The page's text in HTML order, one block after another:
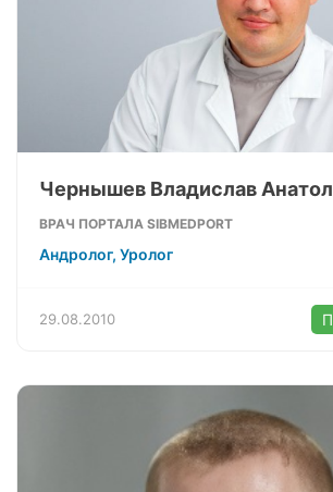
Чернышев Владислав
ВРАЧ ПОРТАЛА SIBMEDPORT
Андролог, Уролог
29.08.2010